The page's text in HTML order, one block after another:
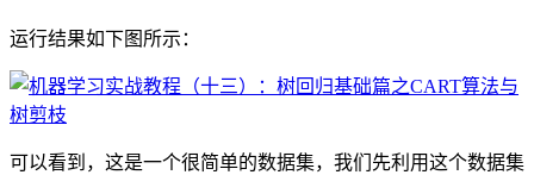
运行结果如下图所示：
可以看到，这是一个很简单的数据集，我们先利用这个数据集